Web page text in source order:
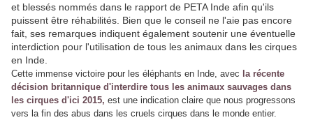
et blessés nommés dans le rapport de PETA Inde afin qu'ils
puissent être réhabilités. Bien que le conseil ne l'aie pas encore
fait, ses remarques indiquent également soutenir une éventuelle
interdiction pour l'utilisation de tous les animaux dans les cirques
en Inde.
Cette immense victoire pour les éléphants en Inde, avec la récente
décision britannique d'interdire tous les animaux sauvages dans
les cirques d'ici 2015, est une indication claire que nous progressons
vers la fin des abus dans les cruels cirques dans le monde entier.